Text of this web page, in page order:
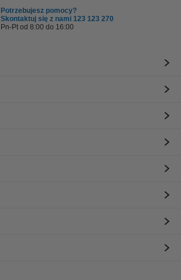
Potrzebujesz pomocy?
Skontaktuj się z nami 123 123 270
Pn-Pt od 8:00 do 16:00